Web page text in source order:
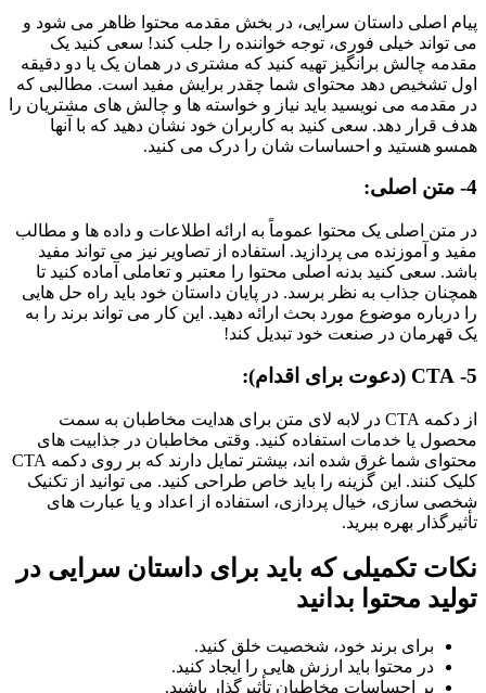
پیام اصلی داستان سرایی، در بخش مقدمه محتوا ظاهر می شود و
می تواند خیلی فوری، توجه خواننده را جلب کند! سعی کنید یک
مقدمه چالش برانگیز تهیه کنید که مشتری در همان یک یا دو دقیقه
اول تشخیص دهد محتوای شما چقدر برایش مفید است. مطالبی که
در مقدمه می نویسید باید نیاز و خواسته ها و چالش های مشتریان را
هدف قرار دهد. سعی کنید به کاربران خود نشان دهید که با آنها
همسو هستید و احساسات شان را درک می کنید.
4- متن اصلی:
در متن اصلی یک محتوا عموماً به ارائه اطلاعات و داده ها و مطالب
مفید و آموزنده می پردازید. استفاده از تصاویر نیز می تواند مفید
باشد. سعی کنید بدنه اصلی محتوا را معتبر و تعاملی آماده کنید تا
همچنان جذاب به نظر برسد. در پایان داستان خود باید راه حل هایی
را درباره موضوع مورد بحث ارائه دهید. این کار می تواند برند را به
یک قهرمان در صنعت خود تبدیل کند!
5- CTA ( دعوت برای اقدام):
از دکمه CTA در لابه لای متن برای هدایت مخاطبان به سمت
محصول یا خدمات استفاده کنید. وقتی مخاطبان در جذابیت های
محتوای شما غرق شده اند، بیشتر تمایل دارند که بر روی دکمه CTA
کلیک کنند. این گزینه را باید خاص طراحی کنید. می توانید از تکنیک
شخصی سازی، خیال پردازی، استفاده از اعداد و یا عبارت های
تأثیرگذار بهره ببرید.
نکات تکمیلی که باید برای داستان سرایی در
تولید محتوا بدانید
برای برند خود، شخصیت خلق کنید.
در محتوا باید ارزش هایی را ایجاد کنید.
بر احساسات مخاطبان تأثیرگذار باشید.